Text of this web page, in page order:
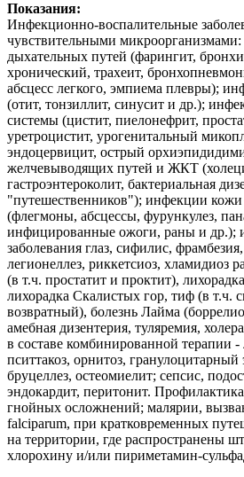
Показания:
Инфекционно-воспалительные
чувствительными
дыхательных путей (фарингит,
хронический, трахеит,
абсцесс легкого, эмпиема плевры);
(отит, тонзиллит, синусит и др.);
системы (цистит, пиелонефрит,
уретроцистит, урогенитальный
эндоцервицит, острый
желчевыводящих путей и ЖКТ
гастроэнтероколит, бактериальная
"путешественников"); инфекции кожи
(флегмоны, абсцессы, фурункулез,
инфицированные ожоги, раны и др.);
заболевания глаз, сифилис,
легионеллез, риккетсиоз, хламидиоз
(в т.ч. простатит и проктит),
лихорадка Скалистых гор, тиф (в т.ч.
возвратный), болезнь Лайма
амебная дизентерия, туляремия,
в составе комбинированной терапии -
пситтакоз, орнитоз,
бруцеллез, остеомиелит; сепсис,
эндокардит, перитонит.
гнойных осложнений; малярии,
falciparum, при кратковременных
на территории, где распространены
хлорохину и/или пириметамин-